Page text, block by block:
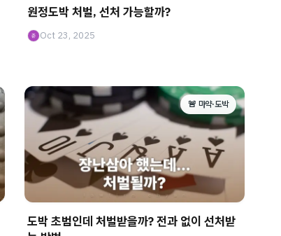
원정도박 처벌, 선처 가능할까?
Oct 23, 2025
🚨 마약·도박
도박 초범인데 처벌받을까? 전과 없이 선처받